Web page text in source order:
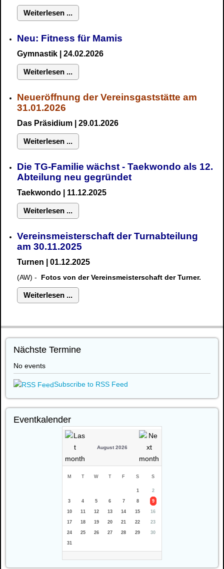
Weiterlesen ...
Neu: Fitness für Mamis
Gymnastik | 24.02.2026
Weiterlesen ...
Neueröffnung der Vereinsgaststätte am
31.01.2026
Das Präsidium | 29.01.2026
Weiterlesen ...
Die TG-Familie wächst - Taekwondo als 12.
Abteilung neu gegründet
Taekwondo | 11.12.2025
Weiterlesen ...
Vereinsmeisterschaft der Turnabteilung
am 30.11.2025
Turnen | 01.12.2025
(AW) - Fotos von der Vereinsmeisterschaft der Turner.
Weiterlesen ...
Nächste Termine
No events
Subscribe to RSS Feed
Eventkalender
August 2026
M T W T F S S
1 2
3 4 5 6 7 8 9
10 11 12 13 14 15 16
17 18 19 20 21 22 23
24 25 26 27 28 29 30
31